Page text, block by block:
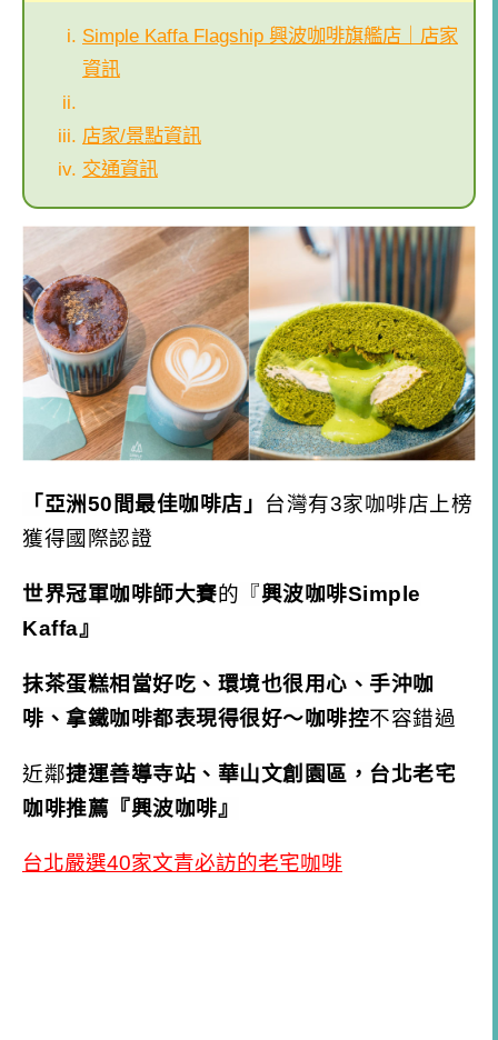
Simple Kaffa Flagship 興波咖啡旗艦店｜店家
資訊
店家/景點資訊
交通資訊
「亞洲50間最佳咖啡店」 台灣有3家咖啡店上榜
獲得國際認證
世界冠軍咖啡師大賽的『興波咖啡Simple
Kaffa』
抹茶蛋糕相當好吃、環境也很用心、手沖咖
啡、拿鐵咖啡都表現得很好～咖啡控不容錯過
近鄰捷運善導寺站、 華山文創園區，台北老宅
咖啡推薦『興波咖啡』
台北嚴選40家文青必訪的老宅咖啡